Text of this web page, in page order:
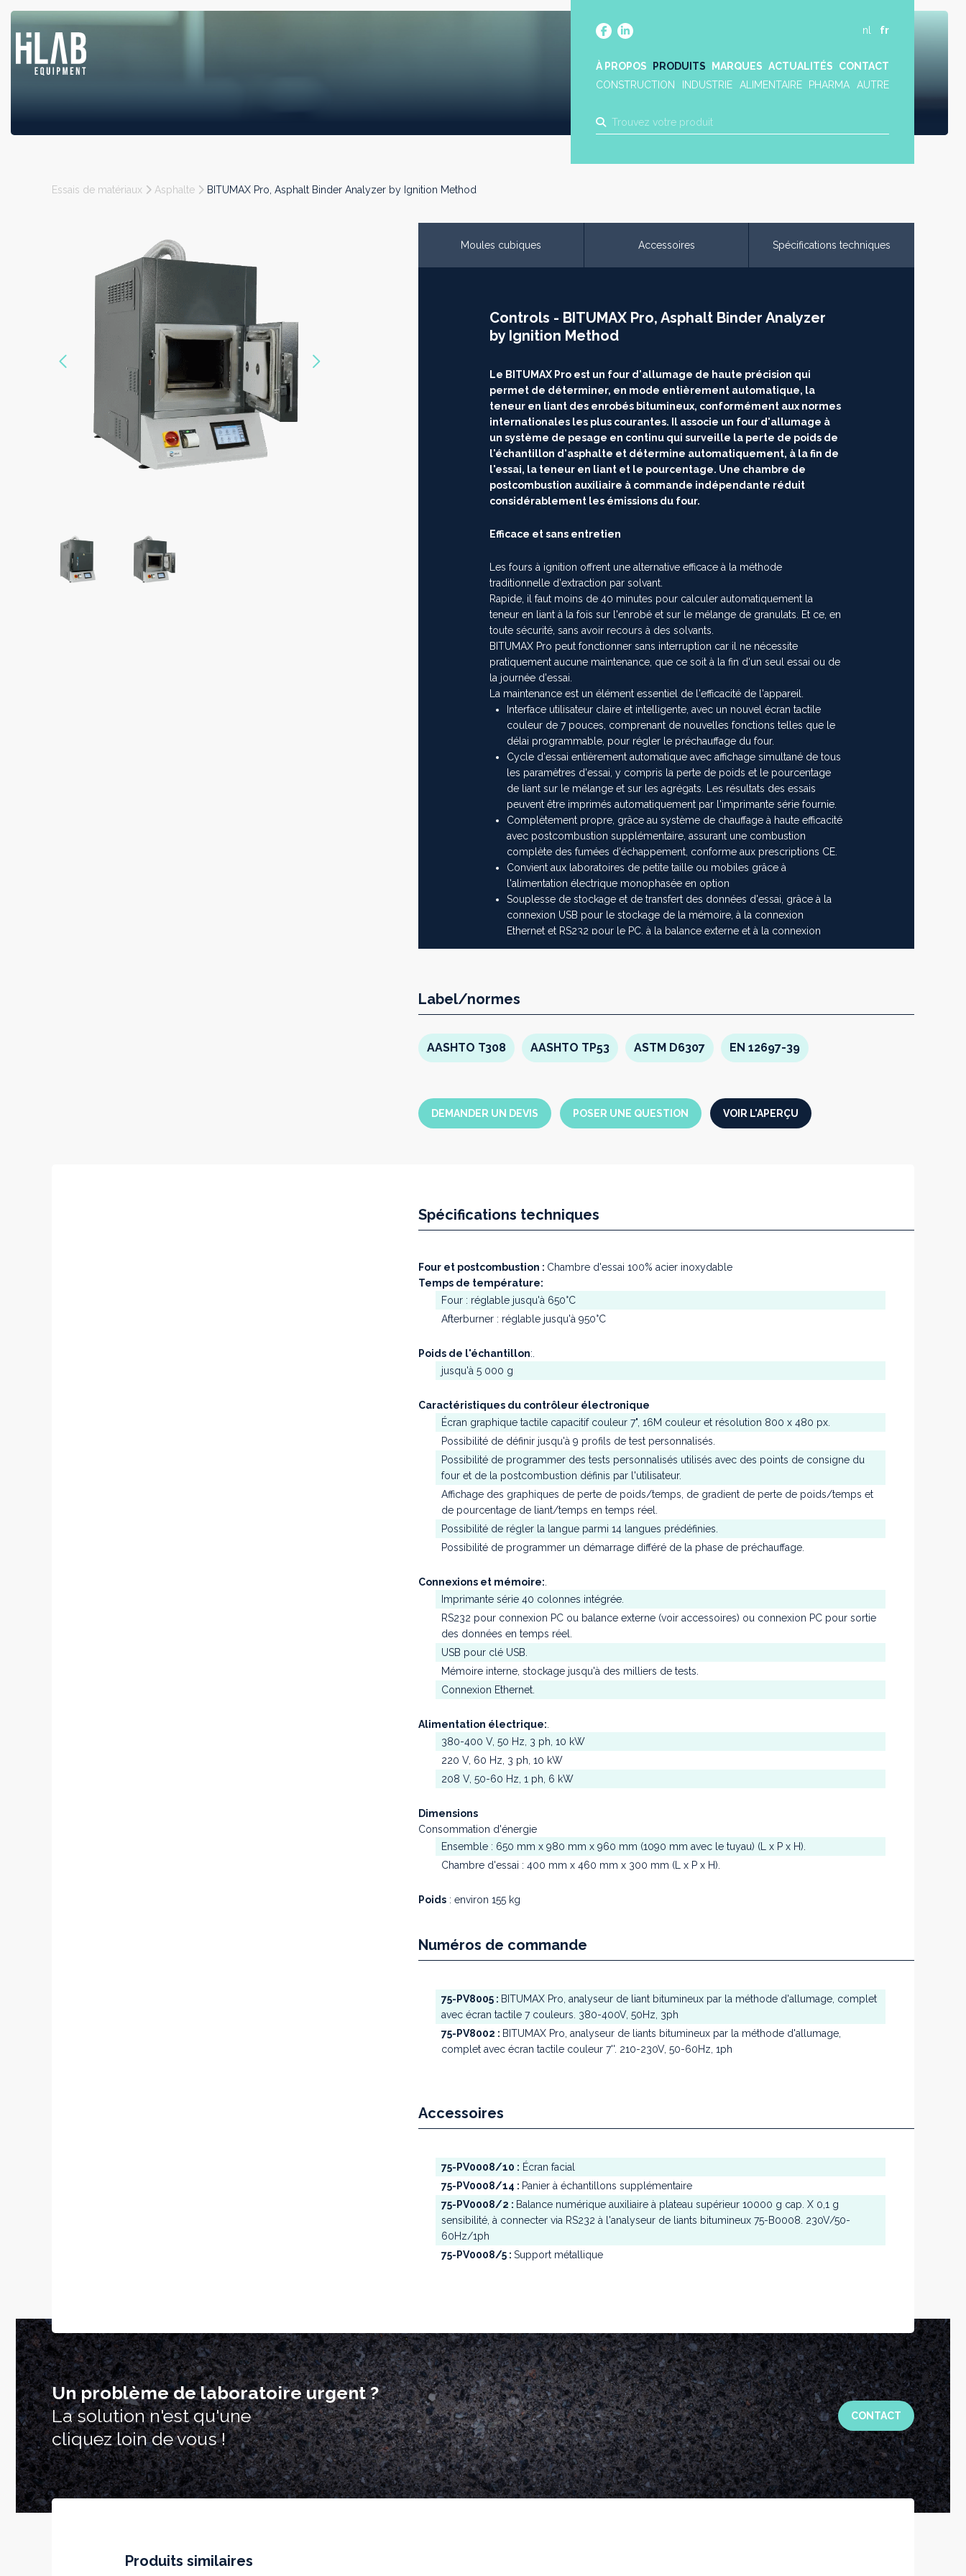
nl fr
À PROPOS PRODUITS MARQUES ACTUALITÉS
CONTACT
CONSTRUCTION
INDUSTRIE ALIMENTAIRE PHARMA AUTRE
Essais de matériaux Asphalte BITUMAX Pro, Asphalt Binder Analyzer by Ignition Method
Moules cubiques Accessoires Spécifications techniques
Controls - BITUMAX Pro, Asphalt Binder Analyzer
by Ignition Method
Le BITUMAX Pro est un four d'allumage de haute précision qui
permet de déterminer, en mode entièrement automatique, la
teneur en liant des enrobés bitumineux, conformément aux normes
internationales les plus courantes. Il associe un four d'allumage à
un système de pesage en continu qui surveille la perte de poids de
l'échantillon d'asphalte et détermine automatiquement, à la fin de
l'essai, la teneur en liant et le pourcentage. Une chambre de
postcombustion auxiliaire à commande indépendante réduit
considérablement les émissions du four.
Efficace et sans entretien
Les fours à ignition offrent une alternative efficace à la méthode
traditionnelle d'extraction par solvant.
Rapide, il faut moins de 40 minutes pour calculer automatiquement la
teneur en liant à la fois sur l'enrobé et sur le mélange de granulats. Et ce, en
toute sécurité, sans avoir recours à des solvants.
BITUMAX Pro peut fonctionner sans interruption car il ne nécessite
pratiquement aucune maintenance, que ce soit à la fin d'un seul essai ou de
la journée d'essai.
La maintenance est un élément essentiel de l'efficacité de l'appareil.
Interface utilisateur claire et intelligente, avec un nouvel écran tactile
couleur de 7 pouces, comprenant de nouvelles fonctions telles que le
délai programmable, pour régler le préchauffage du four.
Cycle d'essai entièrement automatique avec affichage simultané de tous
les paramètres d'essai, y compris la perte de poids et le pourcentage
de liant sur le mélange et sur les agrégats. Les résultats des essais
peuvent être imprimés automatiquement par l'imprimante série fournie.
Complètement propre, grâce au système de chauffage à haute efficacité
avec postcombustion supplémentaire, assurant une combustion
complète des fumées d'échappement, conforme aux prescriptions CE.
Convient aux laboratoires de petite taille ou mobiles grâce à
l'alimentation électrique monophasée en option
Souplesse de stockage et de transfert des données d'essai, grâce à la
connexion USB pour le stockage de la mémoire, à la connexion
Ethernet et RS232 pour le PC, à la balance externe et à la connexion
pour l'imprimante série
Label/normes
AASHTO T308 AASHTO TP53 ASTM D6307 EN 12697-39
DEMANDER UN DEVIS POSER UNE QUESTION VOIR L'APERÇU
Spécifications techniques
Four et postcombustion : Chambre d'essai 100% acier inoxydable
Temps de température:
Four : réglable jusqu'à 650°C
Afterburner : réglable jusqu'à 950°C
Poids de l'échantillon:.
jusqu'à 5 000 g
Caractéristiques du contrôleur électronique
Écran graphique tactile capacitif couleur 7", 16M couleur et résolution 800 x 480 px.
Possibilité de définir jusqu'à 9 profils de test personnalisés.
Possibilité de programmer des tests personnalisés utilisés avec des points de consigne du
four et de la postcombustion définis par l'utilisateur.
Affichage des graphiques de perte de poids/temps, de gradient de perte de poids/temps et
de pourcentage de liant/temps en temps réel.
Possibilité de régler la langue parmi 14 langues prédéfinies.
Possibilité de programmer un démarrage différé de la phase de préchauffage.
Connexions et mémoire:
Imprimante série 40 colonnes intégrée.
RS232 pour connexion PC ou balance externe (voir accessoires) ou connexion PC pour sortie
des données en temps réel.
USB pour clé USB.
Mémoire interne, stockage jusqu'à des milliers de tests.
Connexion Ethernet.
Alimentation électrique:
380-400 V, 50 Hz, 3 ph, 10 kW
220 V, 60 Hz, 3 ph, 10 kW
208 V, 50-60 Hz, 1 ph, 6 kW
Dimensions
Consommation d'énergie
Ensemble : 650 mm x 980 mm x 960 mm (1090 mm avec le tuyau) (L x P x H).
Chambre d'essai : 400 mm x 460 mm x 300 mm (L x P x H).
Poids : environ 155 kg
Numéros de commande
75-PV8005 : BITUMAX Pro, analyseur de liant bitumineux par la méthode d'allumage, complet
avec écran tactile 7 couleurs. 380-400V, 50Hz, 3ph
75-PV8002 : BITUMAX Pro, analyseur de liants bitumineux par la méthode d'allumage,
complet avec écran tactile couleur 7''. 210-230V, 50-60Hz, 1ph
Accessoires
75-PV0008/10 : Écran facial
75-PV0008/14 : Panier à échantillons supplémentaire
75-PV0008/2 : Balance numérique auxiliaire à plateau supérieur 10000 g cap. X 0,1 g
sensibilité, à connecter via RS232 à l'analyseur de liants bitumineux 75-B0008. 230V/50-
60Hz/1ph
75-PV0008/5 : Support métallique
Un problème de laboratoire urgent ?
La solution n'est qu'une
cliquez loin de vous !
CONTACT
Produits similaires